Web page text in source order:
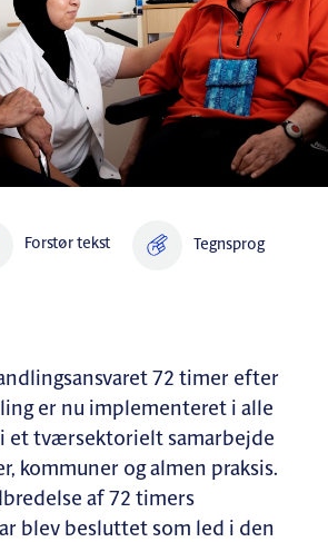
Forstør tekst Tegnsprog
72 timer efter
er nu implementeret i alle
i et tværsektorielt samarbejde
kommuner og almen praksis.
af 72 timers
blev besluttet som led i den